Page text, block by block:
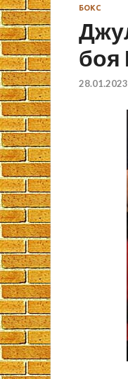
БОКС
боя
28.01.2023